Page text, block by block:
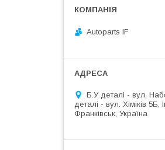
Autoparts IF
Б.У деталі - вул.
деталі - вул. Хіміків 5Б,
Франківськ, Україна